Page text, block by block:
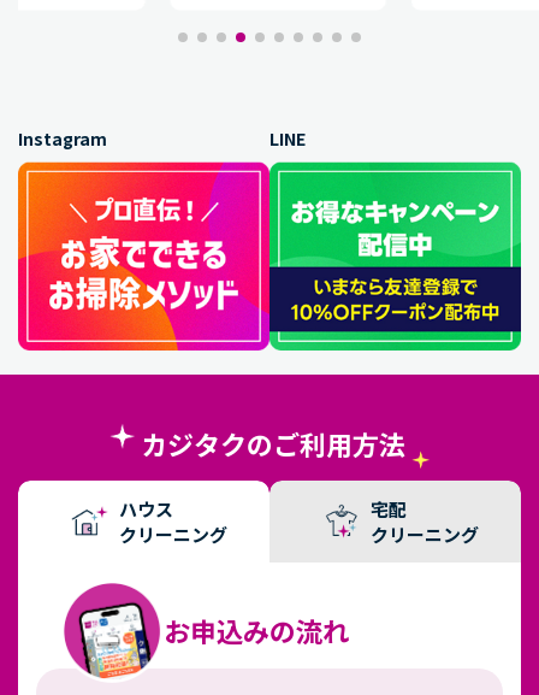
Instagram LINE
カジタクのご利用方法
ハウス
クリーニング
宅配
クリーニング
お申込みの流れ